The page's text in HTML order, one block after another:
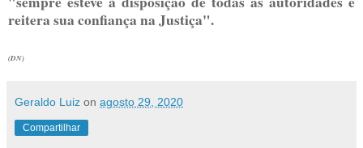
reitera sua confiança na Justiça".
(DN)
Geraldo Luiz on agosto 29, 2020
Compartilhar